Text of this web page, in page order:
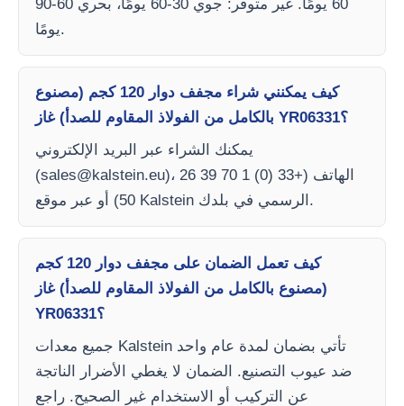
60 يومًا. غير متوفر: جوي 30-60 يومًا، بحري 60-90
يومًا.
كيف يمكنني شراء مجفف دوار 120 كجم (مصنوع
بالكامل من الفولاذ المقاوم للصدأ) غاز YR06331؟
يمكنك الشراء عبر البريد الإلكتروني
(sales@kalstein.eu)، الهاتف (+33 (0) 1 70 39 26
50) أو عبر موقع Kalstein الرسمي في بلدك.
كيف تعمل الضمان على مجفف دوار 120 كجم
(مصنوع بالكامل من الفولاذ المقاوم للصدأ) غاز
YR06331؟
جميع معدات Kalstein تأتي بضمان لمدة عام واحد
ضد عيوب التصنيع. الضمان لا يغطي الأضرار الناتجة
عن التركيب أو الاستخدام غير الصحيح. راجع